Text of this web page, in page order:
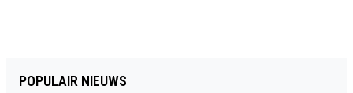
POPULAIR NIEUWS